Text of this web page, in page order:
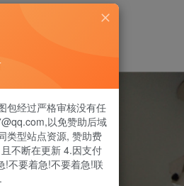
包经过严格审核没有任
以免赞助后域
类型站点资源, 赞助费
不断在更新 4.因支付
!不要着急!不要着急!联